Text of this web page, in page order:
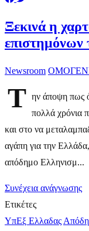
Ξεκινά η
επιστημόνων
Newsroom
Τ ην άποψη πως
πολλά χρόνια
και στο να
αγάπη για την
απόδημο Ελληνισμ...
Συνέχεια ανάγνωσης
Ετικέτες
ΥπΕξ Ελλαδας